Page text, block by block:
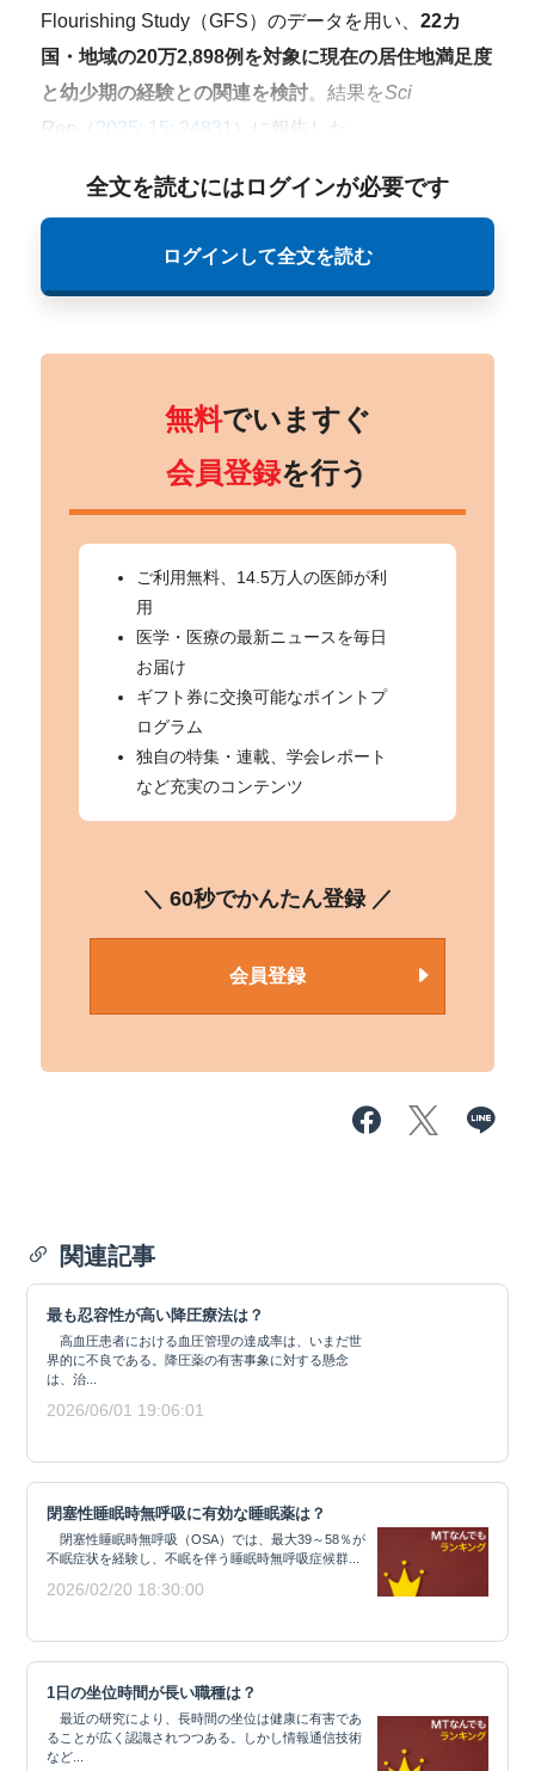
Flourishing Study（GFS）のデータを用い、22カ
国・地域の20万2,898例を対象に現在の居住地満足度
と幼少期の経験との関連を検討。結果をSci
Rep
2025; 15: 24831 ）に報告した。
全文を読むにはログインが必要です
ログインして全文を読む
無料でいますぐ
会員登録を行う
ご利用無料、14.5万人の医師が利
用
医学・医療の最新ニュースを毎日
お届け
ギフト券に交換可能なポイントプ
ログラム
独自の特集・連載、学会レポート
など充実のコンテンツ
＼ 60秒でかんたん登録 ／
会員登録
関連記事
最も忍容性が高い降圧療法は？
高血圧患者における血圧管理の達成率は、いまだ世
界的に不良である。降圧薬の有害事象に対する懸念
は、治...
2026/06/01 19:06:01
閉塞性睡眠時無呼吸に有効な睡眠薬は？
閉塞性睡眠時無呼吸（OSA）では、最大39～58％が
不眠症状を経験し、不眠を伴う睡眠時無呼吸症候群...
2026/02/20 18:30:00
1日の坐位時間が長い職種は？
最近の研究により、長時間の坐位は健康に有害であ
ることが広く認識されつつある。しかし情報通信技術
など...